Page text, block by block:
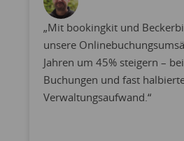
„Mit bookingkit und
unsere
Jahren um 45% steigern –
Buchungen und fast
Verwaltungsaufwand.“